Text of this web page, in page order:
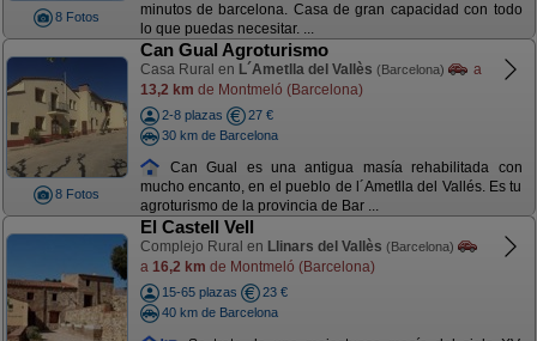
8 Fotos
minutos de barcelona. Casa de gran capacidad con todo
lo que puedas necesitar. ...
8 Fotos
Can Gual Agroturismo
Casa Rural en L´Ametlla del Vallès (Barcelona)
a
13,2 km de Montmeló (Barcelona)
2-8 plazas
27 €
30 km de Barcelona
Can Gual es una antigua masía rehabilitada con
mucho encanto, en el pueblo de l´Ametlla del Vallés. Es tu
agroturismo de la provincia de Bar ...
El Castell Vell
Complejo Rural en Llinars del Vallès (Barcelona)
a 16,2 km de Montmeló (Barcelona)
15-65 plazas
23 €
40 km de Barcelona